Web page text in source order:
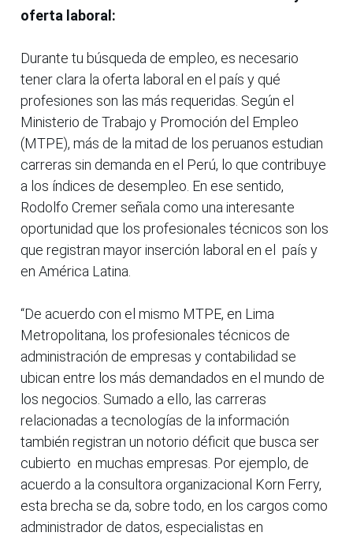
oferta laboral:
Durante tu búsqueda de empleo, es necesario
tener clara la oferta laboral en el país y qué
profesiones son las más requeridas. Según el
Ministerio de Trabajo y Promoción del Empleo
(MTPE), más de la mitad de los peruanos estudian
carreras sin demanda en el Perú, lo que contribuye
a los índices de desempleo. En ese sentido,
Rodolfo Cremer señala como una interesante
oportunidad que los profesionales técnicos son los
que registran mayor inserción laboral en el país y
en América Latina.
“De acuerdo con el mismo MTPE, en Lima
Metropolitana, los profesionales técnicos de
administración de empresas y contabilidad se
ubican entre los más demandados en el mundo de
los negocios. Sumado a ello, las carreras
relacionadas a tecnologías de la información
también registran un notorio déficit que busca ser
cubierto en muchas empresas. Por ejemplo, de
acuerdo a la consultora organizacional Korn Ferry,
esta brecha se da, sobre todo, en los cargos como
administrador de datos, especialistas en